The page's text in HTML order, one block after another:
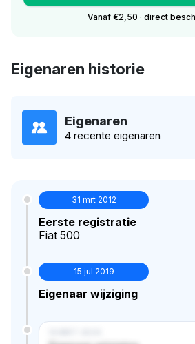
Vanaf €2,50 · direct
Eigenaren historie
Eigenaren
4 recente eigenaren
31 mrt 2012
Eerste registratie
Fiat 500
15 jul 2019
Eigenaar wijziging